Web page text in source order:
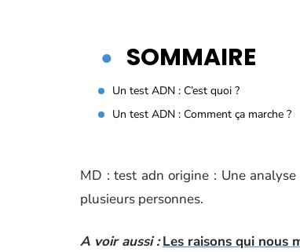
SOMMAIRE
Un test ADN : C’est quoi ?
Un test ADN : Comment ça marche ?
MD : test adn origine : Une
plusieurs personnes.
A voir aussi : Les raisons qui nous